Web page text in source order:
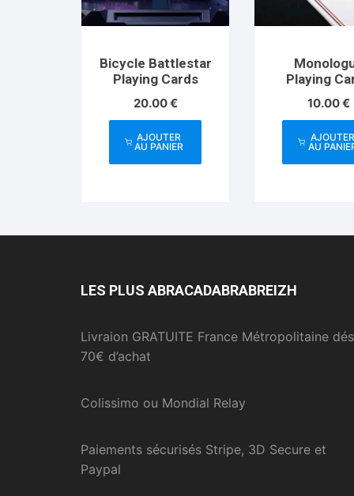
Bicycle Battlestar
Playing Cards
20.00€
AJOUTER
AU PANIER
Playing
10.00€
AJOUTER
AU
LES PLUS ABRACADABRABREIZH
Livraion GRATUITE France Métropolitaine dés
70€ d’achat
Colissimo ou Mondial Relay
Paiements sécurisés Stripe, 3D Secure et
Paypal